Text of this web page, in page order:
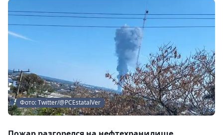
Фото: Twitter/@PCEstatalVer